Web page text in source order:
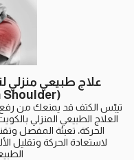
علاج طبيعي منزلي
(Frozen Shoulder) في الكويت
تيبّس الكتف قد يمنعك من رفع
العلاج الطبيعي المنزلي
الحركة، تعبئة المفصل
لاستعادة الحركة وتقليل